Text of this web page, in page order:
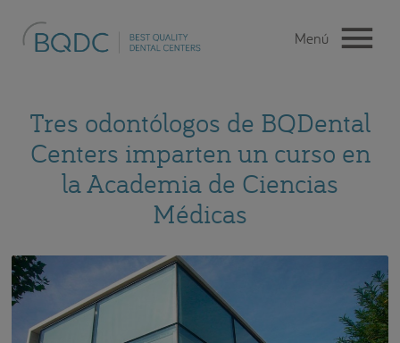
Tres odontólogos de BQDental
Centers imparten un curso en
la Academia de Ciencias
Médicas